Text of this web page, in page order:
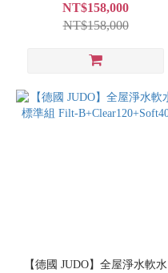
NT$158,000
NT$158,000
【德國 JUDO】全屋淨水軟水